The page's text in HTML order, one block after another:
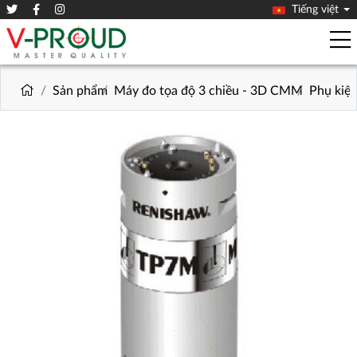
Tiếng việt
Sản phẩm Máy đo tọa độ 3 chiều - 3D CMM Phụ